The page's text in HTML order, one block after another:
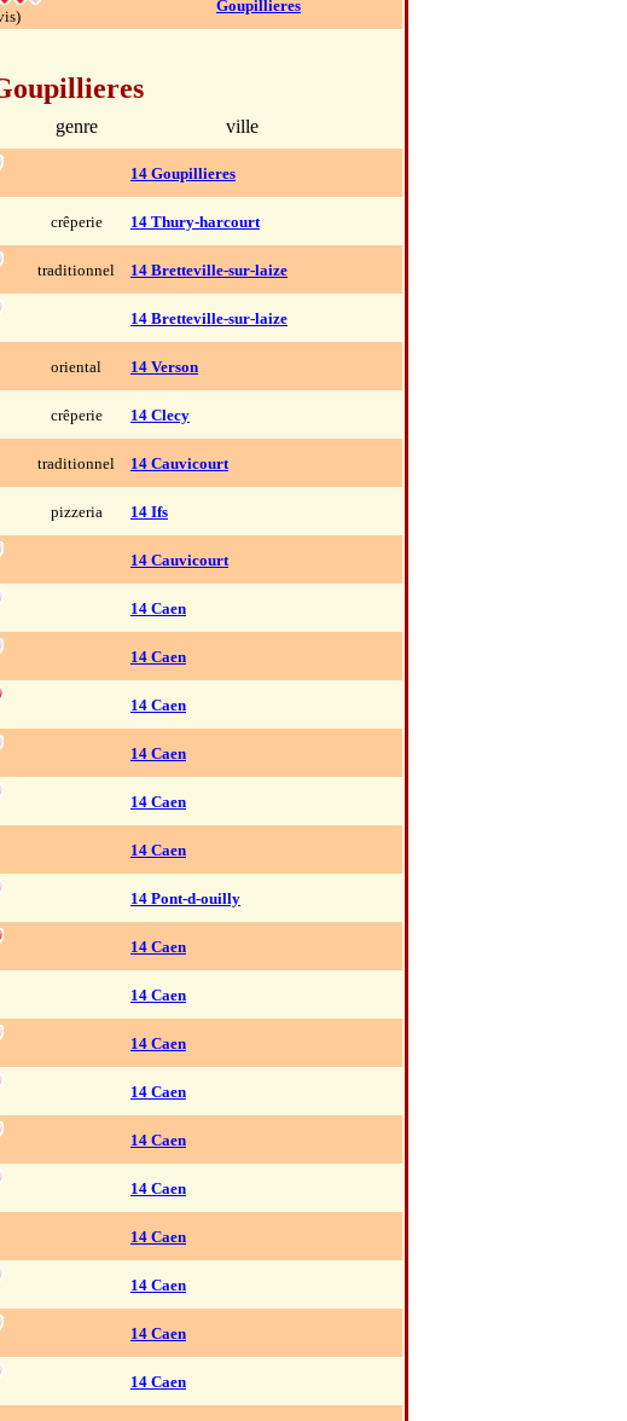
Goupillieres
genre
ville
14 Goupillieres
crêperie 14 Thury-harcourt
traditionnel 14 Bretteville-sur-laize
14 Bretteville-sur-laize
oriental 14 Verson
crêperie 14 Clecy
traditionnel 14 Cauvicourt
pizzeria 14 Ifs
14 Cauvicourt
14 Caen
14 Caen
14 Caen
14 Caen
14 Caen
14 Caen
14 Pont-d-ouilly
14 Caen
14 Caen
14 Caen
14 Caen
14 Caen
14 Caen
14 Caen
14 Caen
14 Caen
14 Caen